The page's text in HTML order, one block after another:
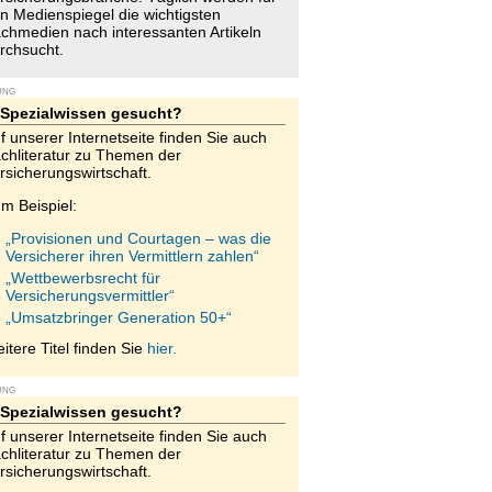
Medienspiegel die wichtigsten
nach interessanten Artikeln
Spezialwissen gesucht?
unserer Internetseite finden Sie auch
zu Themen der
Beispiel:
„Provisionen und Courtagen – was die
Versicherer ihren Vermittlern zahlen“
„Wettbewerbsrecht für
Versicherungsvermittler“
„Umsatzbringer Generation 50+“
Titel finden Sie hier.
Spezialwissen gesucht?
unserer Internetseite finden Sie auch
zu Themen der